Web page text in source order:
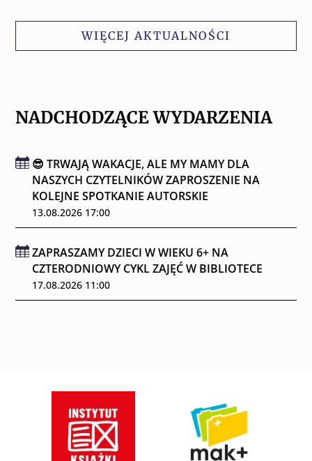
WIĘCEJ AKTUALNOŚCI
NADCHODZĄCE WYDARZENIA
😎 TRWAJĄ WAKACJE, ALE MY MAMY DLA
NASZYCH CZYTELNIKÓW ZAPROSZENIE NA
KOLEJNE SPOTKANIE AUTORSKIE
13.08.2026 17:00
ZAPRASZAMY DZIECI W WIEKU 6+ NA
CZTERODNIOWY CYKL ZAJĘĆ W BIBLIOTECE
17.08.2026 11:00